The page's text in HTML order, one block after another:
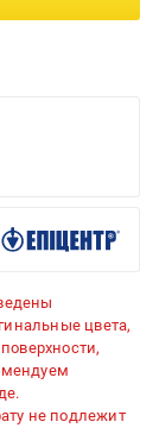
цвета,
не подлежит